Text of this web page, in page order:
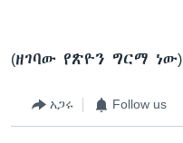
(ዘገባው የጽዮን ግርማ ነው)
አጋሩ Follow us